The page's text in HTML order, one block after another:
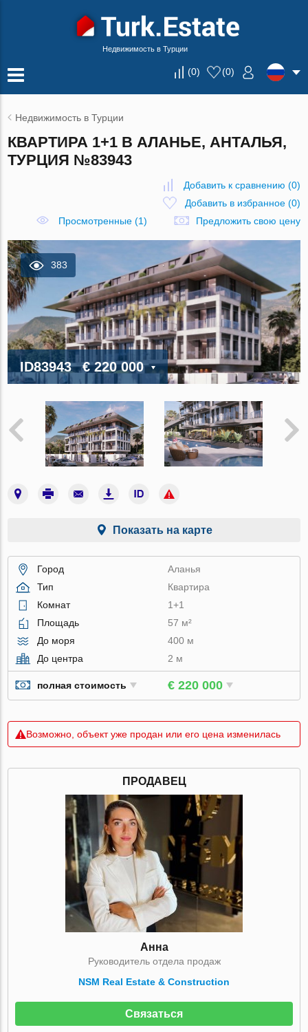
Недвижимость в Турции
(0) (0)
Недвижимость в Турции
КВАРТИРА 1+1 В АЛАНЬЕ, АНТАЛЬЯ,
ТУРЦИЯ №83943
Добавить к сравнению (0)
Добавить в избранное(0)
Просмотренные (1)
Предложить свою цену
383
ID83943 € 220 000
Показать на карте
Город
Аланья
Тип
Квартира
Комнат
1+1
Площадь
57 м²
До моря
400 м
До центра
2 м
полная стоимость € 220 000
Возможно, объект уже продан или его цена изменилась
ПРОДАВЕЦ
Анна
Руководитель отдела продаж
NSM Real Estate & Construction
Связаться